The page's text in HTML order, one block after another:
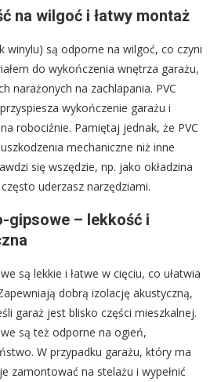
na wilgoć i łatwy montaż
winylu) są odporne na wilgoć, co czyni
do wykończenia wnętrza garażu,
narażonych na zachlapania. PVC
wykończenie garażu i
robociźnie. Pamiętaj jednak, że PVC
mechaniczne niż inne
się wszędzie, np. jako okładzina
uderzasz narzędziami.
gipsowe – lekkość i
są lekkie i łatwe w cięciu, co ułatwia
dobrą izolację akustyczną,
garaż jest blisko części mieszkalnej.
są też odporne na ogień,
W przypadku garażu, który ma
zamontować na stelażu i wypełnić